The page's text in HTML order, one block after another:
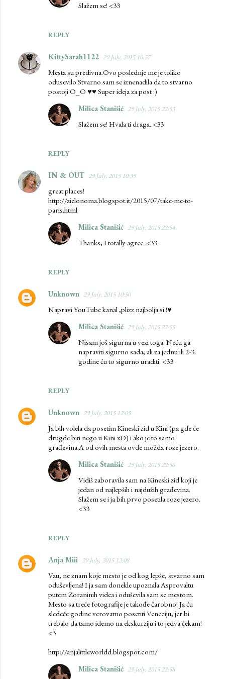
REPLY
Slažem se! <33
KittySarah1122 29 July, 2015 10:37
Mesta su predivna.Ovo poslednje me je toliko
odusevilo.Stvarno sam se iznenadila da to stvarno
postoji O_O ♥♥ Super ideja za post :)
REPLY
Milica Stanišić 29 July, 2015 22:53
Slažem se! Hvala ti draga. <33
IN & OUT 29 July, 2015 10:39
great places!
http://zielonoma.blogspot.it/2015/07/take-me-to-
paris.html
REPLY
Milica Stanišić 29 July, 2015 22:54
Thanks, I totally agree. <33
Unknown 29 July, 2015 10:50
Napravi YouTube kanal ,plizz najbolja si !♥
REPLY
Milica Stanišić 29 July, 2015 22:55
Nisam još sigurna u vezi toga. Neću ga
napraviti sigurno sada, ali za jednu ili 2-3
godine ću to sigurno uraditi. <33
Unknown 29 July, 2015 12:05
Ja bih volela da posetim Kineski zid u Kini (pa gde će
drugde biti nego u Kini xD) i ako je to samo
građevina.A od ovih mesta ovde možda roze jezero.
REPLY
Milica Stanišić 29 July, 2015 22:56
Vidiš zaboravila sam na Kineski zid koji je
jedan od najlepših i najdužih građevina.
Slažem se i ja bih prvo posetila roze jezero.
<33
Anja Miii 29 July, 2015 12:08
Vau, ne znam koje mesto je od kog lepše, stvarno sam
oduševljena! I ja sam donekle upoznala Asprovaltu
putem Zoraninih videa i oduševila sam se mestom.
Mesto sa treće fotografije je takođe čarobno! Ja ću
sledeće godine verovatno posetiti Veneciju, jer bi
trebalo da tamo idemo na ekskurziju i to jedva čekam!
<3
http://anjalittleworldd.blogspot.com/
Milica Stanišić 29 July, 2015 22:58